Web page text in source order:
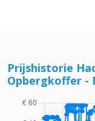
Prijshistorie
Opbergkoffer -